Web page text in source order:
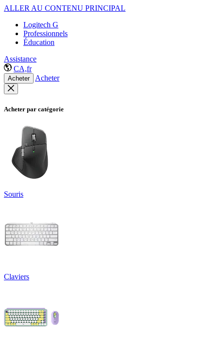
ALLER AU CONTENU PRINCIPAL
Logitech G
Professionnels
Éducation
Assistance
CA,fr
Acheter Acheter
Acheter par catégorie
Souris
Claviers